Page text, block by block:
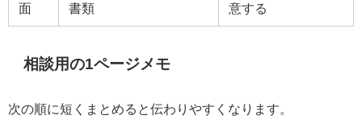
面
書類
意する
相談用の1ページメモ
次の順に短くまとめると伝わりやすくなります。